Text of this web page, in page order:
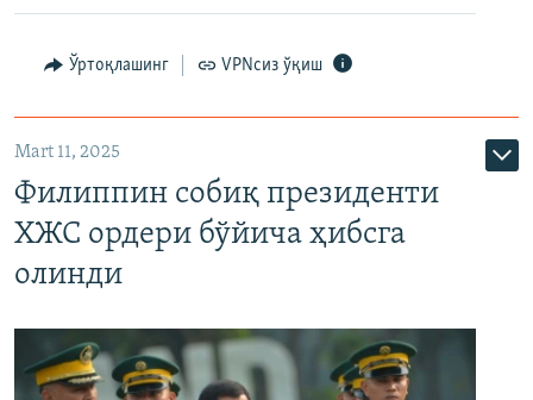
Ўртоқлашинг VPNсиз ўқиш
Mart 11, 2025
Филиппин собиқ президенти
ХЖС ордери бўйича ҳибсга
олинди